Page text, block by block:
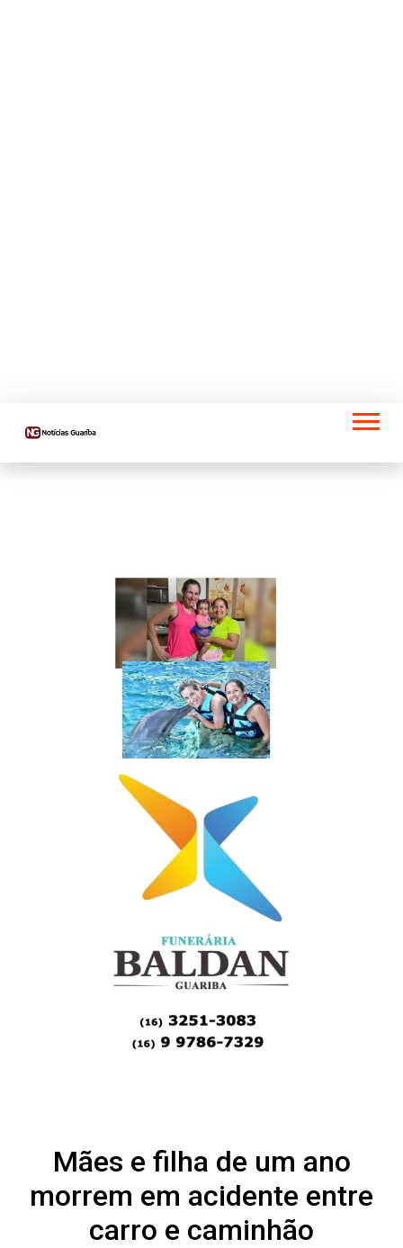
Mães e filha de um ano
morrem em acidente entre
carro e caminhão